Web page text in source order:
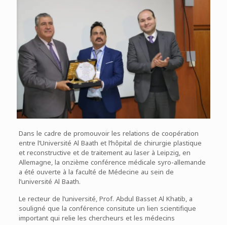
Dans le cadre de promouvoir les relations de coopération
entre l’Université Al Baath et l’hôpital de chirurgie plastique
et reconstructive et de traitement au laser à Leipzig, en
Allemagne, la onzième conférence médicale syro-allemande
a été ouverte à la faculté de Médecine au sein de
l’université Al Baath.
Le recteur de l’université, Prof. Abdul Basset Al Khatib, a
souligné que la conférence consitute un lien scientifique
important qui relie les chercheurs et les médecins